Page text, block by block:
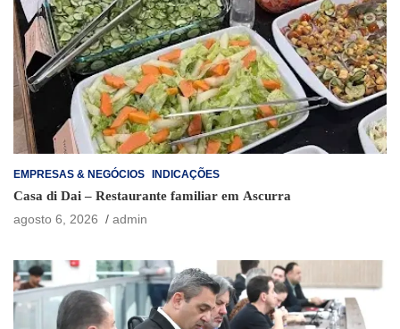
EMPRESAS & NEGÓCIOS INDICAÇÕES
Casa di Dai – Restaurante familiar em Ascurra
agosto 6, 2026
admin